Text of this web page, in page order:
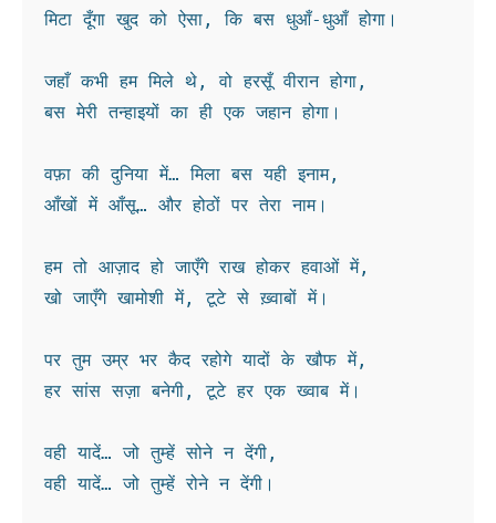
मिटा दूँगा खुद को ऐसा, कि बस धुआँ-धुआँ होगा।
जहाँ कभी हम मिले थे, वो हरसूँ वीरान होगा,
बस मेरी तन्हाइयों का ही एक जहान होगा।
वफ़ा की दुनिया में… मिला बस यही इनाम,
आँखों में आँसू… और होठों पर तेरा नाम।
हम तो आज़ाद हो जाएँगे राख होकर हवाओं में,
खो जाएँगे खामोशी में, टूटे से ख़्वाबों में।
पर तुम उम्र भर कैद रहोगे यादों के खौफ में,
हर सांस सज़ा बनेगी, टूटे हर एक ख्वाब में।
वही यादें… जो तुम्हें सोने न देंगी,
वही यादें… जो तुम्हें रोने न देंगी।